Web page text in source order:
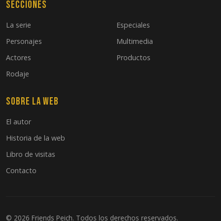
Secciones
La serie
Personajes
Actores
Rodaje
Especiales
Multimedia
Productos
Sobre la web
El autor
Historia de la web
Libro de visitas
Contacto
© 2026 Friends Peich. Todos los derechos reservados.